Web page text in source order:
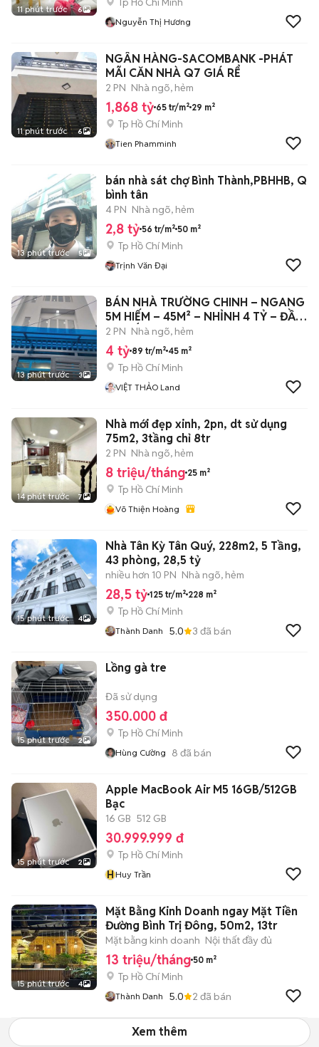
11 phút trước 6
Nguyễn Thị Hương
11 phút trước 6
NGÂN HÀNG-SACOMBANK -PHÁT
MÃI CĂN NHÀ Q7 GIÁ RỂ
2 PN Nhà ngõ, hẻm
1,868 tỷ 65 tr/m² 29 m²
Tp Hồ Chí Minh
Tien Phamminh
13 phút trước 5
bán nhà sát chợ Bình Thành,PBHHB, Q
bình tân
4 PN Nhà ngõ, hẻm
2,8 tỷ 56 tr/m² 50 m²
Tp Hồ Chí Minh
Trịnh Văn Đại
13 phút trước 3
BÁN NHÀ TRƯỜNG CHINH – NGANG
5M HIẾM – 45M² – NHỈNH 4 TỶ – ĐẦU
TƯ TỐT
2 PN Nhà ngõ, hẻm
4 tỷ 89 tr/m² 45 m²
Tp Hồ Chí Minh
VIỆT THẢO Land
14 phút trước 7
Nhà mới đẹp xinh, 2pn, dt sử dụng
75m2, 3tầng chỉ 8tr
2 PN Nhà ngõ, hẻm
8 triệu/tháng 25 m²
Tp Hồ Chí Minh
Võ Thiện Hoàng
15 phút trước 4
Nhà Tân Kỳ Tân Quý, 228m2, 5 Tầng,
43 phòng, 28,5 tỷ
nhiều hơn 10 PN Nhà ngõ, hẻm
28,5 tỷ 125 tr/m² 228 m²
Tp Hồ Chí Minh
Thành Danh 5.0 3 đã bán
15 phút trước 2
Lồng gà tre
Đã sử dụng
350.000 đ
Tp Hồ Chí Minh
Hùng Cường 8 đã bán
15 phút trước 2
Apple MacBook Air M5 16GB/512GB
Bạc
16 GB 512 GB
30.999.999 đ
Tp Hồ Chí Minh
HHuy Trần
15 phút trước 4
Mặt Bằng Kinh Doanh ngay Mặt Tiền
Đường Bình Trị Đông, 50m2, 13tr
Mặt bằng kinh doanh Nội thất đầy đủ
13 triệu/tháng 50 m²
Tp Hồ Chí Minh
Thành Danh 5.0 2 đã bán
Xem thêm